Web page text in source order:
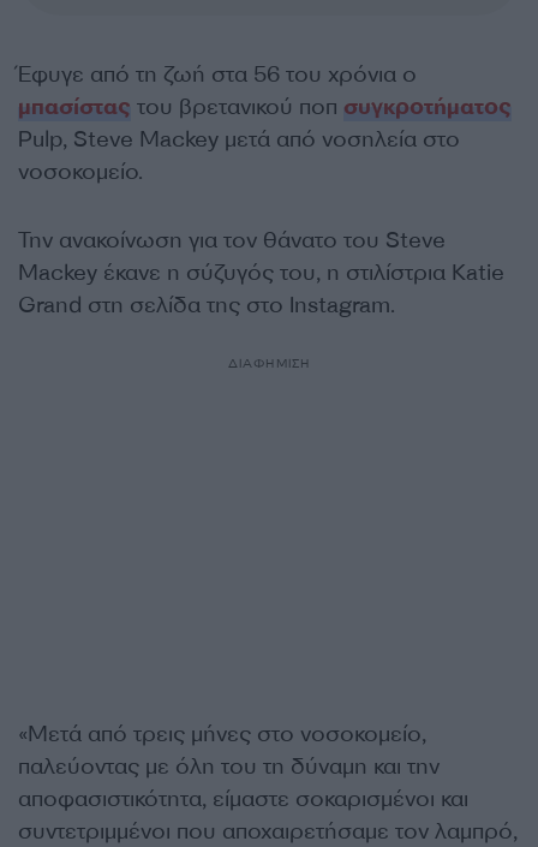
Έφυγε από τη ζωή στα 56 του χρόνια ο
μπασίστας του βρετανικού ποπ συγκροτήματος
Pulp, Steve Mackey μετά από νοσηλεία στο
νοσοκομείο.
Την ανακοίνωση για τον θάνατο του Steve
Mackey έκανε η σύζυγός του, η στιλίστρια Katie
Grand στη σελίδα της στο Instagram.
ΔΙΑΦΗΜΙΣΗ
«Μετά από τρεις μήνες στο νοσοκομείο,
παλεύοντας με όλη του τη δύναμη και την
αποφασιστικότητα, είμαστε σοκαρισμένοι και
συντετριμμένοι που αποχαιρετήσαμε τον λαμπρό,